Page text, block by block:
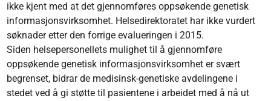
ikke kjent med at det gjennomføres oppsøkende genetisk
informasjonsvirksomhet. Helsedirektoratet har ikke vurdert
søknader etter den forrige evalueringen i 2015.
Siden helsepersonellets mulighet til å gjennomføre
oppsøkende genetisk informasjonsvirksomhet er svært
begrenset, bidrar de medisinsk-genetiske avdelingene i
stedet ved å gi støtte til pasientene i arbeidet med å nå ut